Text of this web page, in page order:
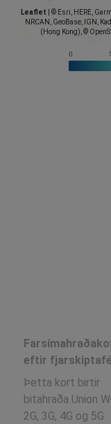
Leaflet
© Esri, HERE,
NRCAN, GeoBase, IGN,
(Hong Kong), ©
eftir
Þetta kort birtir
bitahraða Union
2G, 3G, 4G og 5G